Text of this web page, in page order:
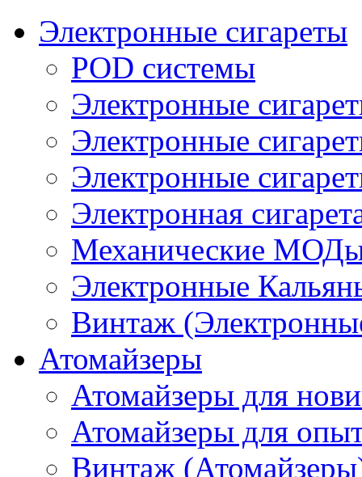
Электронные сигареты
POD системы
Электронные
Электронные
Электронные
Электронная
Механические
Электронные
Винтаж
Атомайзеры
Атомайзеры для
Атомайзеры для
Винтаж